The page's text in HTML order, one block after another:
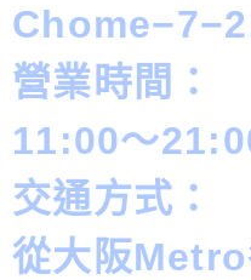
營業時間：
11:00～
交通方式：
從大阪Metro